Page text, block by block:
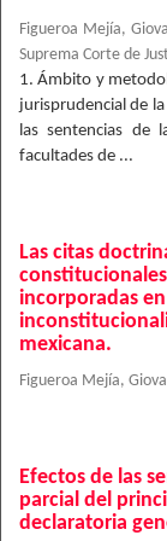
Figueroa Mejía,
Suprema Corte de
1. Ámbito y
jurisprudencial de
las sentencias de
facultades de ...
Las citas
incorporadas
mexicana.
Figueroa Mejía,
Efectos de las
parcial del
declaratoria